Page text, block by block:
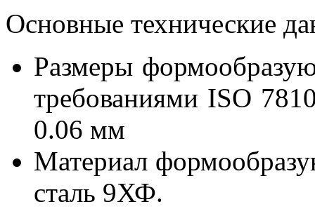
Основные технические
Размеры
требованиями ISO
0.06 мм
Материал
сталь 9ХФ.